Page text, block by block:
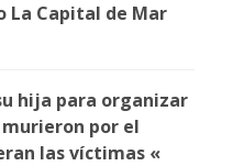
La Capital de Mar
hija para organizar
por el
las víctimas «